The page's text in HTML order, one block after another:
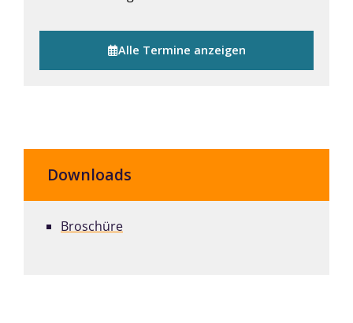
Alle Termine anzeigen
Downloads
Broschüre